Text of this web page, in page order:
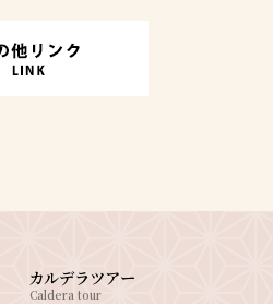
カルデラツアー
Caldera tour